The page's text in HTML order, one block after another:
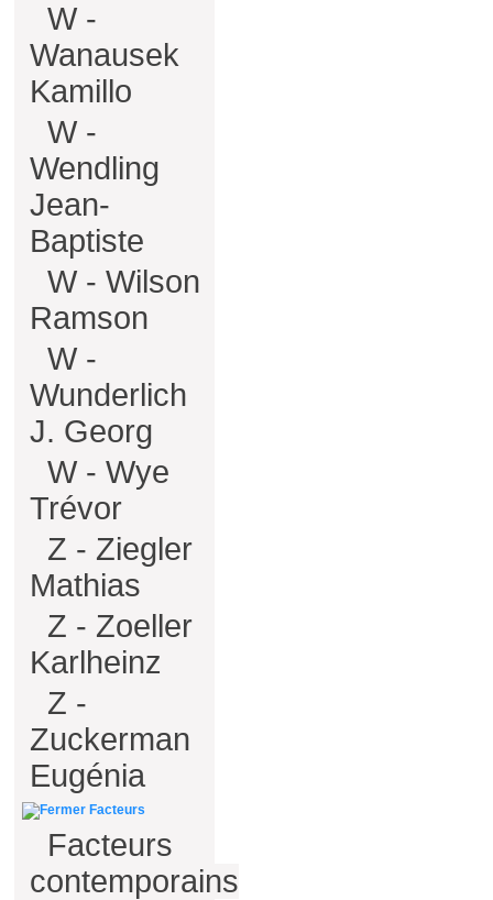
W -
Wanausek
Kamillo
W -
Wendling
Jean-
Baptiste
W - Wilson
Ramson
W -
Wunderlich
J. Georg
W - Wye
Trévor
Z - Ziegler
Mathias
Z - Zoeller
Karlheinz
Z -
Zuckerman
Eugénia
Facteurs
Facteurs
contemporains